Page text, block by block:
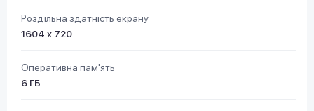
Роздільна здатність екрану
1604 х 720
Оперативна пам'ять
6 ГБ